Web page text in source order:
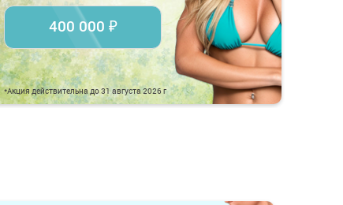
400 000 ₽
*Акция действительна до 31 августа 2026 г